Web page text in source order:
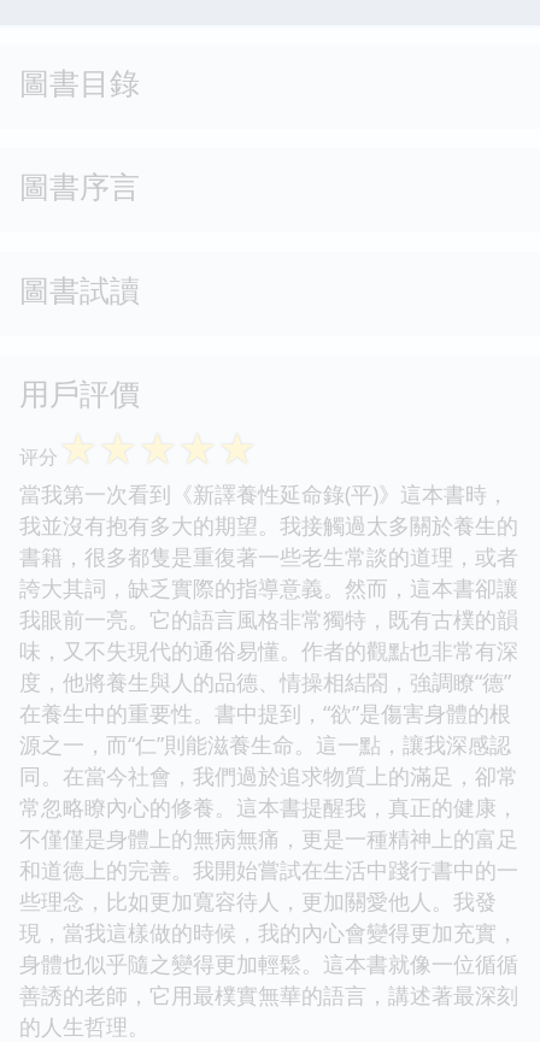
圖書目錄
圖書序言
圖書試讀
用戶評價
评分 ☆☆☆☆☆
當我第一次看到《新譯養性延命錄(平)》這本書時，
我並沒有抱有多大的期望。我接觸過太多關於養生的
書籍，很多都隻是重復著一些老生常談的道理，或者
誇大其詞，缺乏實際的指導意義。然而，這本書卻讓
我眼前一亮。它的語言風格非常獨特，既有古樸的韻
味，又不失現代的通俗易懂。作者的觀點也非常有深
度，他將養生與人的品德、情操相結閤，強調瞭“德”
在養生中的重要性。書中提到，“欲”是傷害身體的根
源之一，而“仁”則能滋養生命。這一點，讓我深感認
同。在當今社會，我們過於追求物質上的滿足，卻常
常忽略瞭內心的修養。這本書提醒我，真正的健康，
不僅僅是身體上的無病無痛，更是一種精神上的富足
和道德上的完善。我開始嘗試在生活中踐行書中的一
些理念，比如更加寬容待人，更加關愛他人。我發
現，當我這樣做的時候，我的內心會變得更加充實，
身體也似乎隨之變得更加輕鬆。這本書就像一位循循
善誘的老師，它用最樸實無華的語言，講述著最深刻
的人生哲理。